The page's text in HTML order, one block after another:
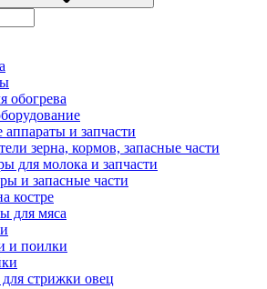
обогрева
и запчасти
зерна, кормов, запасные части
для молока и запчасти
и запасные части
костре
для мяса
и поилки
стрижки овец